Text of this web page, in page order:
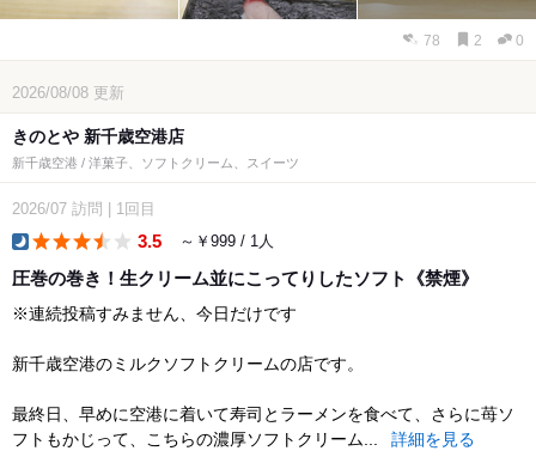
78 2 0
2026/08/08 更新
きのとや 新千歳空港店
新千歳空港 / 洋菓子、ソフトクリーム、スイーツ
2026/07 訪問 1回目
3.5 ～￥999 / 1人
圧巻の巻き！生クリーム並にこってりしたソフト《禁煙》
※連続投稿すみません、今日だけです
新千歳空港のミルクソフトクリームの店です。
最終日、早めに空港に着いて寿司とラーメンを食べて、さらに苺ソ
フトもかじって、こちらの濃厚ソフトクリーム...
詳細を見る